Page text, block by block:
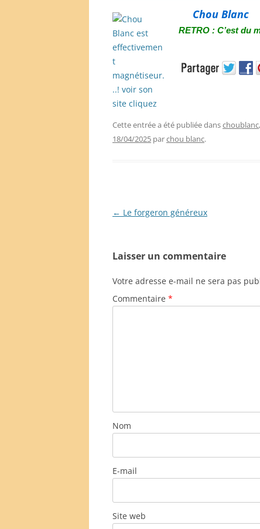
Chou Blanc
RETRO : C’est du
Cette entrée a été publiée danschoublanc
18/04/2025 parchou blanc.
Navigation
← Le forgeron généreux
Laisser un commentaire
Votre adresse e-mail ne sera pas
Commentaire *
Nom
E-mail
Site web